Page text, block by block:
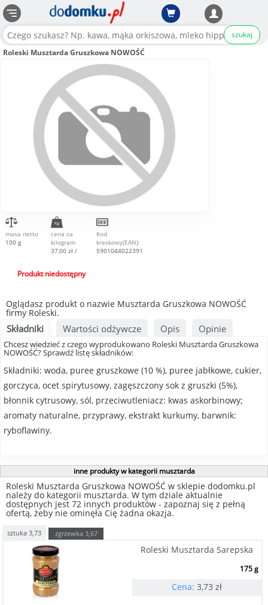
szukaj
Roleski Musztarda Gruszkowa NOWOŚĆ
masa netto
100 g
cena za
kilogram
37,00 zł /
Kod
kreskowy(EAN):
5901044022391
Produkt niedostępny
Oglądasz produkt o nazwie Musztarda Gruszkowa NOWOŚĆ
firmy Roleski.
Składniki Wartości odżywcze Opis Opinie
Chcesz wiedzieć z czego wyprodukowano Roleski Musztarda Gruszkowa
NOWOŚĆ? Sprawdź listę składników:
Składniki: woda, puree gruszkowe (10 %), puree jabłkowe, cukier,
gorczyca, ocet spirytusowy, zagęszczony sok z gruszki (5%),
błonnik cytrusowy, sól, przeciwutleniacz: kwas askorbinowy;
aromaty naturalne, przyprawy, ekstrakt kurkumy, barwnik:
ryboflawiny.
inne produkty w kategorii musztarda
Roleski Musztarda Gruszkowa NOWOŚĆ w sklepie dodomku.pl
należy do kategorii musztarda. W tym dziale aktualnie
dostępnych jest 72 innych produktów - zapoznaj się z pełną
ofertą, żeby nie ominęła Cię żadna okazja.
sztuka 3,73 zgrzewka 3,67
Roleski Musztarda Sarepska
175 g
Cena: 3,73 zł